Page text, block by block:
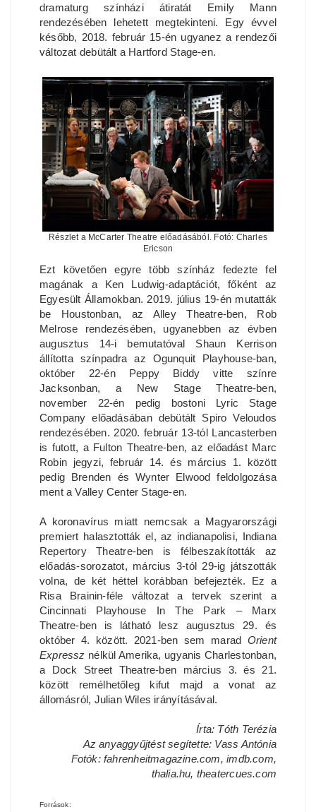
dramaturg színházi átiratát Emily Mann
rendezésében lehetett megtekinteni. Egy évvel
később, 2018. február 15-én ugyanez a rendezői
változat debütált a Hartford Stage-en.
Részlet a McCarter Theatre előadásából. Fotó: Charles
Ericson
Ezt követően egyre több színház fedezte fel
magának a Ken Ludwig-adaptációt, főként az
Egyesült Államokban. 2019. július 19-én mutatták
be Houstonban, az Alley Theatre-ben, Rob
Melrose rendezésében, ugyanebben az évben
augusztus 14-i bemutatóval Shaun Kerrison
állította színpadra az Ogunquit Playhouse-ban,
október 22-én Peppy Biddy vitte színre
Jacksonban, a New Stage Theatre-ben,
november 22-én pedig bostoni Lyric Stage
Company előadásában debütált Spiro Veloudos
rendezésében. 2020. február 13-tól Lancasterben
is futott, a Fulton Theatre-ben, az előadást Marc
Robin jegyzi, február 14. és március 1. között
pedig Brenden és Wynter Elwood feldolgozása
ment a Valley Center Stage-en.
A koronavírus miatt nemcsak a Magyarországi
premiert halasztották el, az indianapolisi, Indiana
Repertory Theatre-ben is félbeszakították az
előadás-sorozatot, március 3-tól 29-ig játszották
volna, de két héttel korábban befejezték. Ez a
Risa Brainin-féle változat a tervek szerint a
Cincinnati Playhouse In The Park – Marx
Theatre-ben is látható lesz augusztus 29. és
október 4. között. 2021-ben sem marad Orient
Expressz nélkül Amerika, ugyanis Charlestonban,
a Dock Street Theatre-ben március 3. és 21.
között remélhetőleg kifut majd a vonat az
állomásról, Julian Wiles irányításával.
Írta: Tóth Terézia
Az anyaggyűjtést segítette: Vass Antónia
Fotók: fahrenheitmagazine.com, imdb.com,
thalia.hu, theatercues.com
Források: